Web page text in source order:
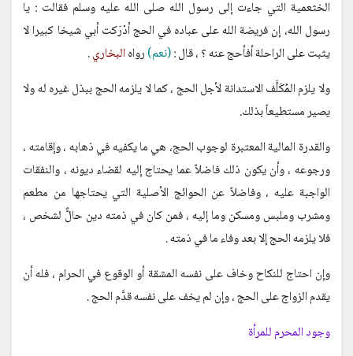
الخثعمية التي جاءت إلى رسول الله صلى الله عليه وسلم فقالت : يا
رسول الله، إن فريضة الله على عباده في الحج أدْرَكت أبي شيخا كبيرا لا
يثبت على الراحلة أفأحج عنه ؟ ، قال :(نعم)رواهالبخاري.
ولا يلزم المُكَلَّف الاستدانة لأجل الحج ، كما لا يلزمه الحج ببذل غيره له ولا
يصير مستطيعاً بذلك.
والقدرة المالية المعتبرة لوجوب الحج، هي ما يكفيه في ذهابه ، وإقامته ،
ورجوعه ، وأن يكون ذلك فاضلاً عما يحتاج إليه لقضاء ديونه ، والنفقات
الواجبة عليه ، وفاضلاً عن الحوائج الأصلية التي يحتاجها من مطعم
ومشرب وملبس ومسكن وما إليه ، فمن كان في ذمته دين حالٌّ لشخص ،
فلا يلزمه الحج إلا بعد وفاء ما في ذمته .
وإن احتاج للنكاح وخاف على نفسه المشقة أو الوقوع في الحرام ، فله أن
يقدم الزواج على الحج ، وإن لم يخف على نفسه قدَّم الحج .
وجود المحرم للمرأة